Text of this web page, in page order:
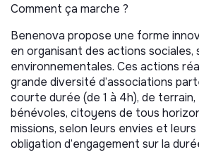
Comment ça marche ?
Benenova propose une forme
en organisant des actions sociales,
environnementales. Ces actions
grande diversité d’associations
courte durée (de 1 à 4h), de
bénévoles, citoyens de tous
missions, selon leurs envies et leurs
obligation d’engagement sur la